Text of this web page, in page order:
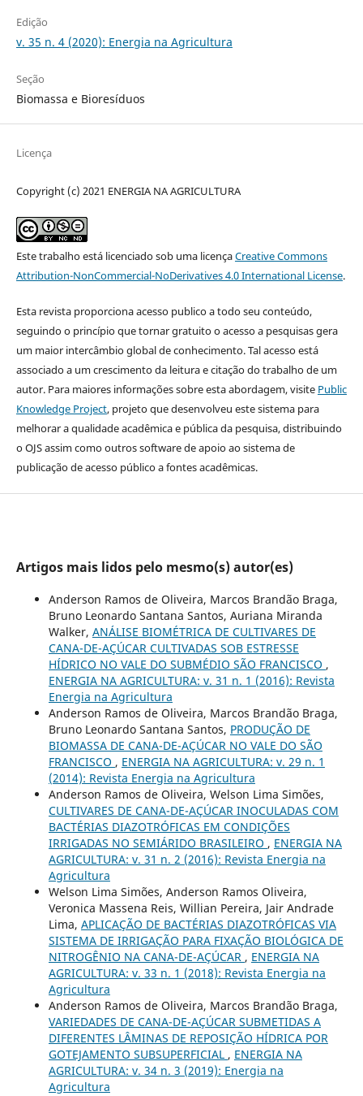
Edição
v. 35 n. 4 (2020): Energia na Agricultura
Seção
Biomassa e Bioresíduos
Licença
Copyright (c) 2021 ENERGIA NA AGRICULTURA
Este trabalho está licenciado sob uma licençaCreative Commons
Attribution-NonCommercial-NoDerivatives 4.0 International License.
Esta revista proporciona acesso publico a todo seu conteúdo,
seguindo o princípio que tornar gratuito o acesso a pesquisas gera
um maior intercâmbio global de conhecimento. Tal acesso está
associado a um crescimento da leitura e citação do trabalho de um
autor. Para maiores informações sobre esta abordagem, visite Public
Knowledge Project, projeto que desenvolveu este sistema para
melhorar a qualidade acadêmica e pública da pesquisa, distribuindo
o OJS assim como outros software de apoio ao sistema de
publicação de acesso público a fontes acadêmicas.
Artigos mais lidos pelo mesmo(s) autor(es)
Anderson Ramos de Oliveira, Marcos Brandão Braga,
Bruno Leonardo Santana Santos, Auriana Miranda
Walker, ANÁLISE BIOMÉTRICA DE CULTIVARES DE
CANA-DE-AÇÚCAR CULTIVADAS SOB ESTRESSE
HÍDRICO NO VALE DO SUBMÉDIO SÃO FRANCISCO ,
ENERGIA NA AGRICULTURA: v. 31 n. 1 (2016): Revista
Energia na Agricultura
Anderson Ramos de Oliveira, Marcos Brandão Braga,
Bruno Leonardo Santana Santos, PRODUÇÃO DE
BIOMASSA DE CANA-DE-AÇÚCAR NO VALE DO SÃO
FRANCISCO , ENERGIA NA AGRICULTURA: v. 29 n. 1
(2014): Revista Energia na Agricultura
Anderson Ramos de Oliveira, Welson Lima Simões,
CULTIVARES DE CANA-DE-AÇÚCAR INOCULADAS COM
BACTÉRIAS DIAZOTRÓFICAS EM CONDIÇÕES
IRRIGADAS NO SEMIÁRIDO BRASILEIRO , ENERGIA NA
AGRICULTURA: v. 31 n. 2 (2016): Revista Energia na
Agricultura
Welson Lima Simões, Anderson Ramos Oliveira,
Veronica Massena Reis, Willian Pereira, Jair Andrade
Lima, APLICAÇÃO DE BACTÉRIAS DIAZOTRÓFICAS VIA
SISTEMA DE IRRIGAÇÃO PARA FIXAÇÃO BIOLÓGICA DE
NITROGÊNIO NA CANA-DE-AÇÚCAR , ENERGIA NA
AGRICULTURA: v. 33 n. 1 (2018): Revista Energia na
Agricultura
Anderson Ramos de Oliveira, Marcos Brandão Braga,
VARIEDADES DE CANA-DE-AÇÚCAR SUBMETIDAS A
DIFERENTES LÂMINAS DE REPOSIÇÃO HÍDRICA POR
GOTEJAMENTO SUBSUPERFICIAL , ENERGIA NA
AGRICULTURA: v. 34 n. 3 (2019): Energia na
Agricultura